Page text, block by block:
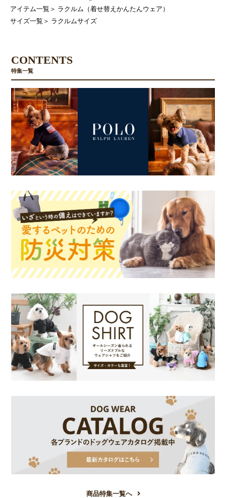
アイテム一覧 ＞ ラクルム（着せ替えかんたんウェア）
サイズ一覧 ＞ ラクルムサイズ
CONTENTS
特集一覧
商品特集一覧へ